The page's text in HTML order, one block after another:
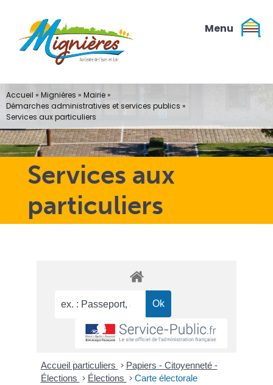
contenu
Services aux
particuliers
Accueil » Mignières » Mairie»
Démarches administratives et services publics »
Services aux particuliers
Accueil particuliers > Papiers - Citoyenneté -
Élections > Élections > Carte électorale